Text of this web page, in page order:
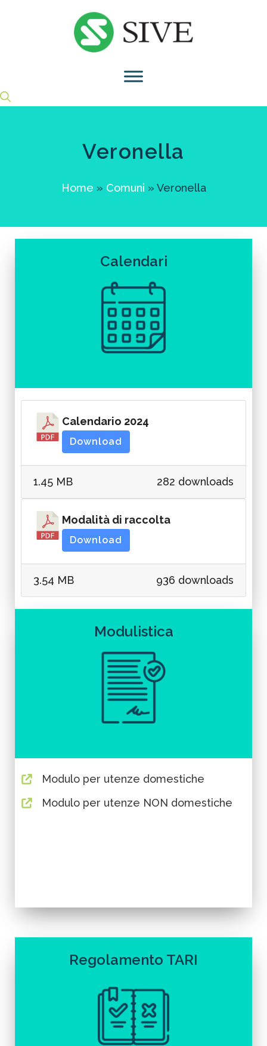
Veronella
Home » Comuni » Veronella
Calendari
Calendario 2024
Download
282 downloads
1.45 MB
Modalità di raccolta
Download
936 downloads
3.54 MB
Modulistica
Modulo per utenze domestiche
Modulo per utenze NON domestiche
Regolamento TARI